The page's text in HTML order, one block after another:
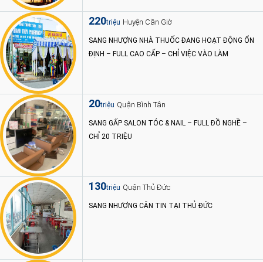
220triệu Huyện Cần Giờ
SANG NHƯỢNG NHÀ THUỐC ĐANG HOẠT ĐỘNG ỔN
ĐỊNH – FULL CAO CẤP – CHỈ VIỆC VÀO LÀM
20triệu Quận Bình Tân
SANG GẤP SALON TÓC & NAIL – FULL ĐỒ NGHỀ –
CHỈ 20 TRIỆU
130triệu Quận Thủ Đức
SANG NHƯỢNG CĂN TIN TẠI THỦ ĐỨC